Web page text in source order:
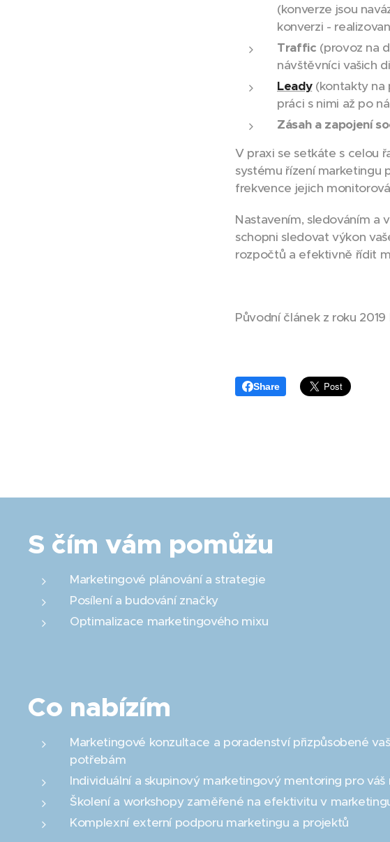
(konverze jsou
konverzi -
Traffic (provoz na
návštěvníci vašich
Leady(kontakty na
práci s nimi až po
Zásah a zapojení
V praxi se setkáte s celou
systému řízení marketingu
frekvence jejich
Nastavením, sledováním a
schopni sledovat výkon
rozpočtů a efektivně řídit
Původní článek z roku
Share
S čím vám pomůžu
Marketingové plánování a strategie
Posílení a budování značky
Optimalizace marketingového mixu
Co nabízím
Marketingové konzultace a poradenství přizpůsobené
potřebám
Individuální a skupinový marketingový mentoring pro váš
Školení a workshopy zaměřené na efektivitu v
Komplexní externí podporu marketingu a projektů